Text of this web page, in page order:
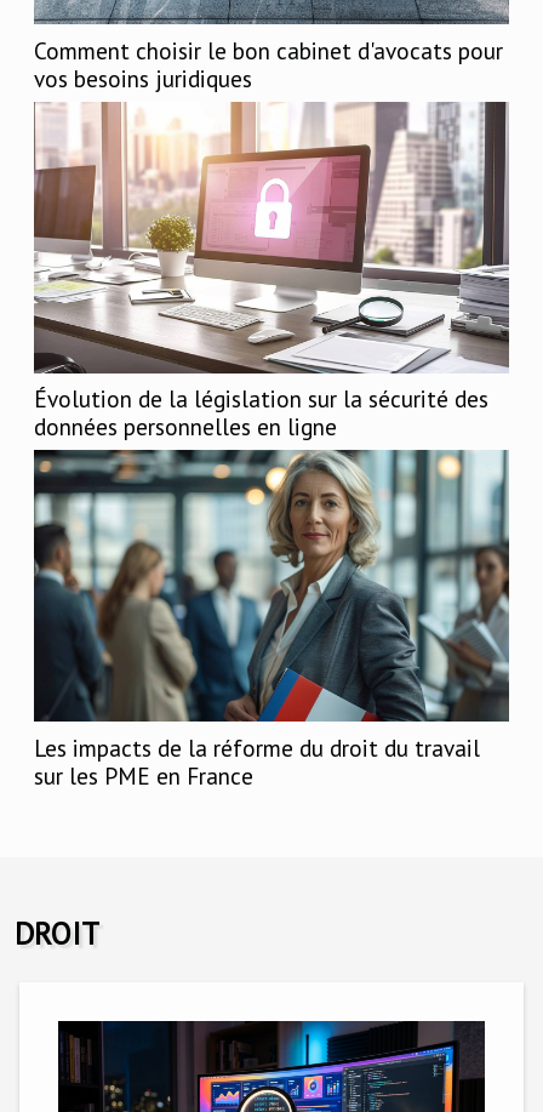
Comment choisir le bon cabinet d'avocats pour
vos besoins juridiques
Évolution de la législation sur la sécurité des
données personnelles en ligne
Les impacts de la réforme du droit du travail
sur les PME en France
DROIT